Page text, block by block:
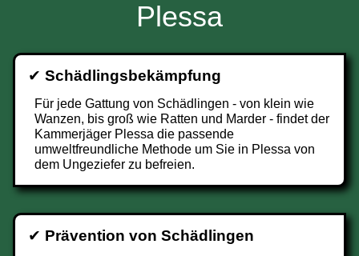
Plessa
✔ Schädlingsbekämpfung
Für jede Gattung von Schädlingen - von klein wie
Wanzen, bis groß wie Ratten und Marder - findet der
Kammerjäger Plessa die passende
umweltfreundliche Methode um Sie in Plessa von
dem Ungeziefer zu befreien.
✔ Prävention von Schädlingen